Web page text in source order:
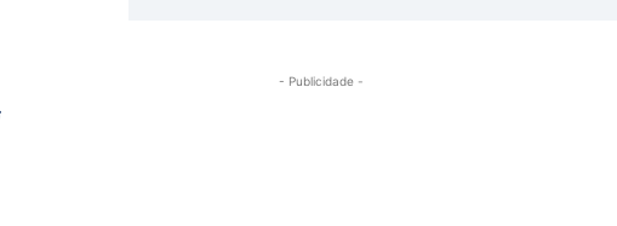
- Publicidade -